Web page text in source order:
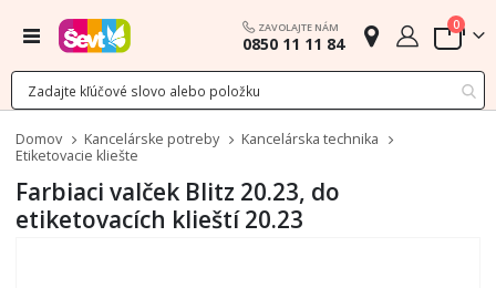
Menu ZAVOLAJTE NÁM
0850 11 11 84 Cart
0
Domov Kancelárske potreby
Kancelárska technika
Etiketovacie kliešte
Farbiaci valček Blitz 20.23, do
etiketovacích klieští 20.23